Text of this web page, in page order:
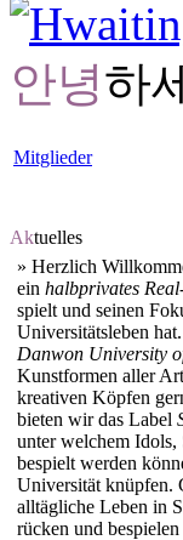
안녕하
Mitglieder
Aktuelles
» Herzlich
ein halbprivates
spielt und seinen
Universitätsleben
Danwon University
Kunstformen aller
kreativen Köpfen
bieten wir das Label
unter welchem Idols,
bespielt werden
Universität knüpfen.
alltägliche Leben in
rücken und bespielen